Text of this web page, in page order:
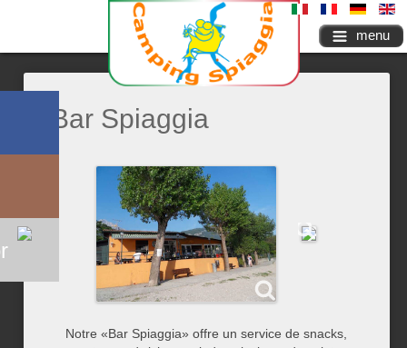
menu
Bar Spiaggia
Notre «Bar Spiaggia» offre un service de snacks,